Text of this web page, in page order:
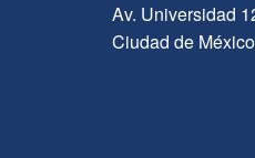
Av. Universidad
Ciudad de